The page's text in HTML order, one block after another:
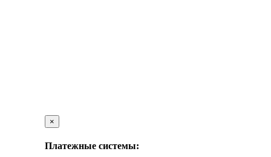
×
Платежные системы: